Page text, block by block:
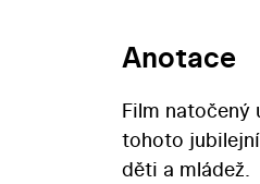
Anotace
Film
tohoto
děti a mládež.